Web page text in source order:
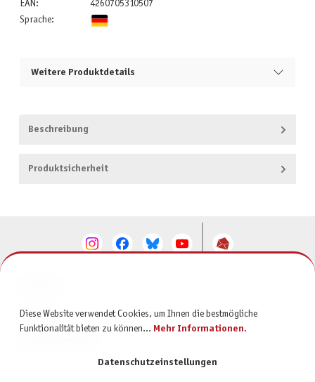
EAN:
4260705310507
Sprache:
Weitere Produktdetails
Beschreibung
Produktsicherheit
SERVICE
Diese Website verwendet Cookies, um Ihnen die bestmögliche
Funktionalität bieten zu können... Mehr Informationen.
Datenschutzeinstellungen